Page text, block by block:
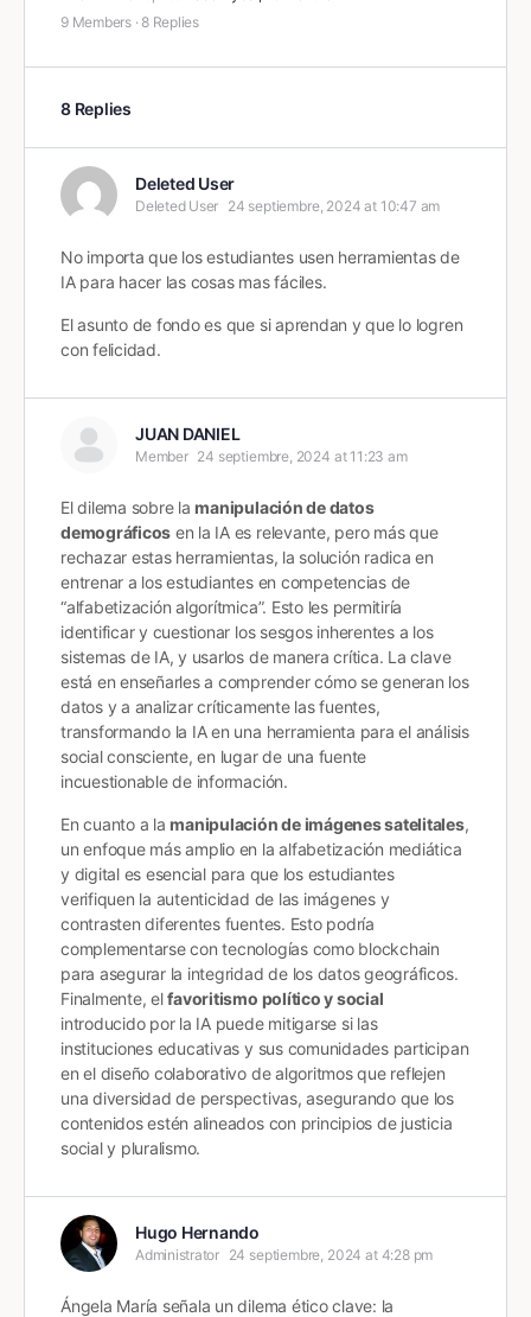
9 Members · 8 Replies
8 Replies
Deleted User
Deleted User 24 septiembre, 2024 at 10:47 am
No importa que los estudiantes usen herramientas de
IA para hacer las cosas mas fáciles.
El asunto de fondo es que si aprendan y que lo logren
con felicidad.
JUAN DANIEL
Member 24 septiembre, 2024 at 11:23 am
El dilema sobre lamanipulación de datos
demográficos en la IA es relevante, pero más que
rechazar estas herramientas, la solución radica en
entrenar a los estudiantes en competencias de
“alfabetización algorítmica”. Esto les permitiría
identificar y cuestionar los sesgos inherentes a los
sistemas de IA, y usarlos de manera crítica. La clave
está en enseñarles a comprender cómo se generan los
datos y a analizar críticamente las fuentes,
transformando la IA en una herramienta para el análisis
social consciente, en lugar de una fuente
incuestionable de información.
En cuanto a lamanipulación de imágenes satelitales,
un enfoque más amplio en la alfabetización mediática
y digital es esencial para que los estudiantes
verifiquen la autenticidad de las imágenes y
contrasten diferentes fuentes. Esto podría
complementarse con tecnologías como blockchain
para asegurar la integridad de los datos geográficos.
Finalmente, elfavoritismo político y social
introducido por la IA puede mitigarse si las
instituciones educativas y sus comunidades participan
en el diseño colaborativo de algoritmos que reflejen
una diversidad de perspectivas, asegurando que los
contenidos estén alineados con principios de justicia
social y pluralismo.
Hugo Hernando
Administrator 24 septiembre, 2024 at 4:28 pm
Ángela María señala un dilema ético clave: la